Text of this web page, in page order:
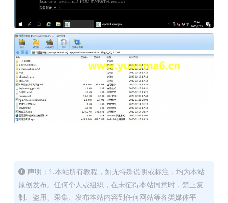
声明：1.本站所有教程，如无特殊说明或标注，均为本站
原创发布。任何个人或组织，在未征得本站同意时，禁止复
制、盗用、采集、发布本站内容到任何网站等各类媒体平